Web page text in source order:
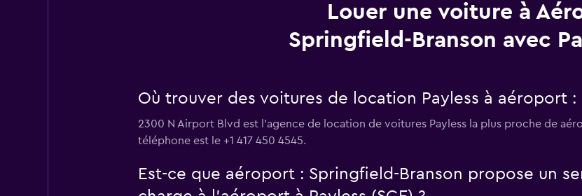
Louer une voiture à
Springfield-Branson avec
Où trouver des voitures de location Payless à aéroport :
2300 N Airport Blvd est l'agence de location de voitures Payless la plus proche de
téléphone est le +1 417 450 4545.
Est-ce que aéroport : Springfield-Branson propose un